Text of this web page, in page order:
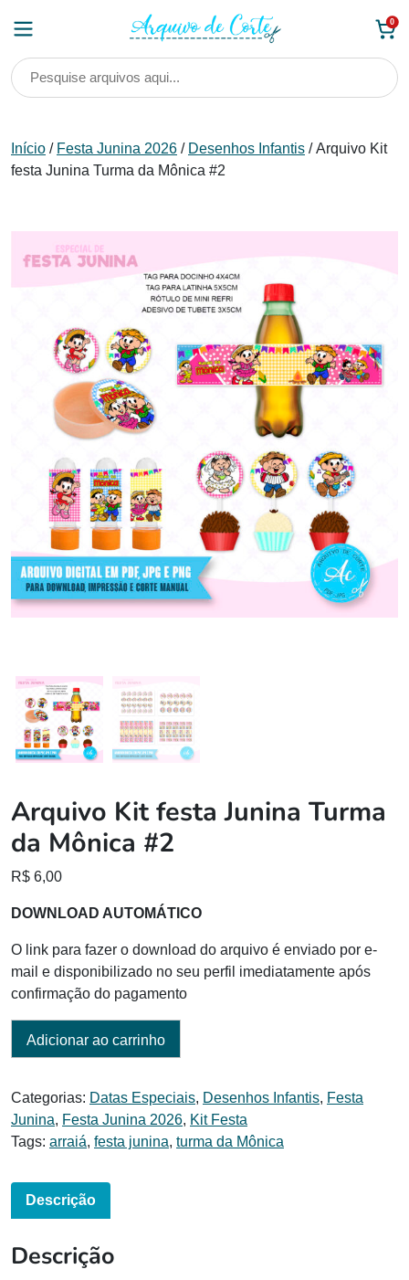
0
Início / Festa Junina 2026 / Desenhos Infantis / Arquivo Kit
festa Junina Turma da Mônica #2
Arquivo Kit festa Junina Turma
da Mônica #2
R$ 6,00
DOWNLOAD AUTOMÁTICO
O link para fazer o download do arquivo é enviado por e-
mail e disponibilizado no seu perfil imediatamente após
confirmação do pagamento
Adicionar ao carrinho
Categorias: Datas Especiais, Desenhos Infantis, Festa
Junina, Festa Junina 2026, Kit Festa
Tags: arraiá, festa junina, turma da Mônica
Descrição
Descrição